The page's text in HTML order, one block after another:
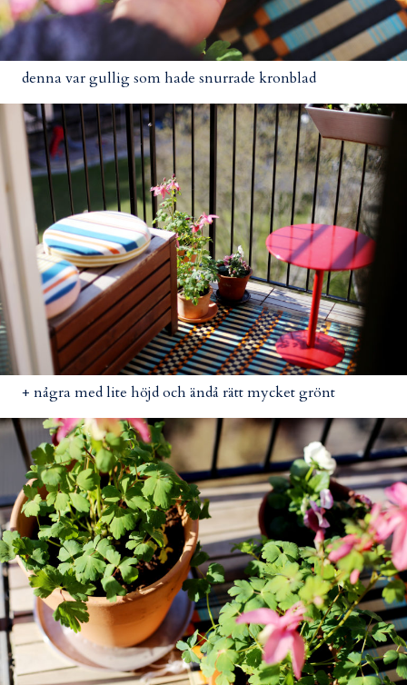
denna var gullig som hade snurrade kronblad
+ några med lite höjd och ändå rätt mycket grönt